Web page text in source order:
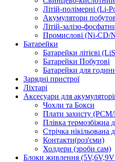
Літій-полімерні (Li-
Акумулятори
Літій-залізо-
Промислові (Ni-CD/
Батарейки
Батарейки літієві
Батарейки Побутові
Батарейки для
Зарядні пристрої
Ліхтарі
Аксесуари для
Чохли та Бокси
Плати захисту
Плівка термозбіжна
Стрічка нікільована
Контакти(роз'єми)
Холдери (зроби сам)
Блоки живлення